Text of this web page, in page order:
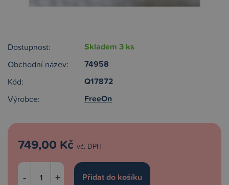
Dostupnost: Skladem 3 ks
Obchodní název: 74958
Kód: Q17872
Výrobce: FreeOn
749,00 Kč vč. DPH
- +